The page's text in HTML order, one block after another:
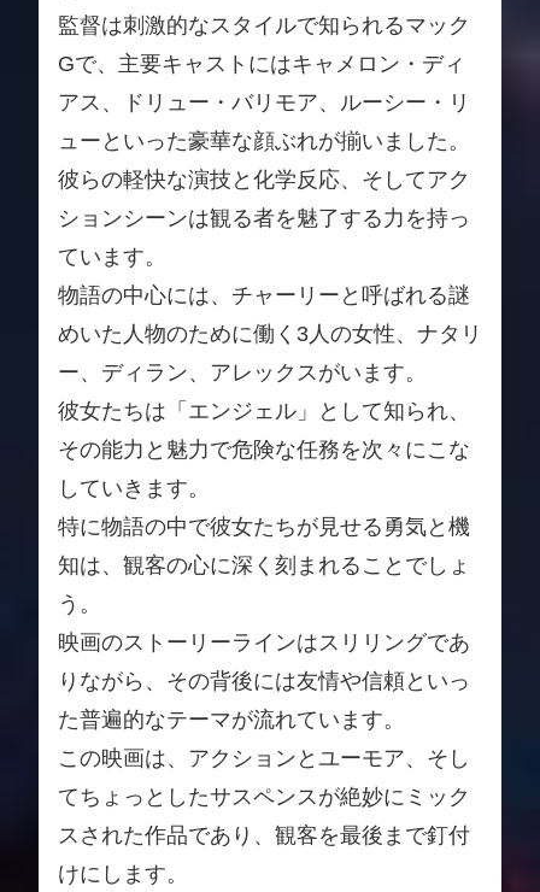
監督は刺激的なスタイルで知られるマック
Gで、主要キャストにはキャメロン・ディ
アス、ドリュー・バリモア、ルーシー・リ
ューといった豪華な顔ぶれが揃いました。
彼らの軽快な演技と化学反応、そしてアク
ションシーンは観る者を魅了する力を持っ
ています。
物語の中心には、チャーリーと呼ばれる謎
めいた人物のために働く3人の女性、ナタリ
ー、ディラン、アレックスがいます。
彼女たちは「エンジェル」として知られ、
その能力と魅力で危険な任務を次々にこな
していきます。
特に物語の中で彼女たちが見せる勇気と機
知は、観客の心に深く刻まれることでしょ
う。
映画のストーリーラインはスリリングであ
りながら、その背後には友情や信頼といっ
た普遍的なテーマが流れています。
この映画は、アクションとユーモア、そし
てちょっとしたサスペンスが絶妙にミック
スされた作品であり、観客を最後まで釘付
けにします。